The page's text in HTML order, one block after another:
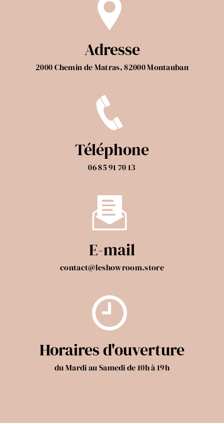
Adresse
2000 Chemin de Matras, 82000 Montauban
Téléphone
06 85 91 70 13
E-mail
contact@leshowroom.store
Horaires d'ouverture
du Mardi au Samedi de 10h à 19h